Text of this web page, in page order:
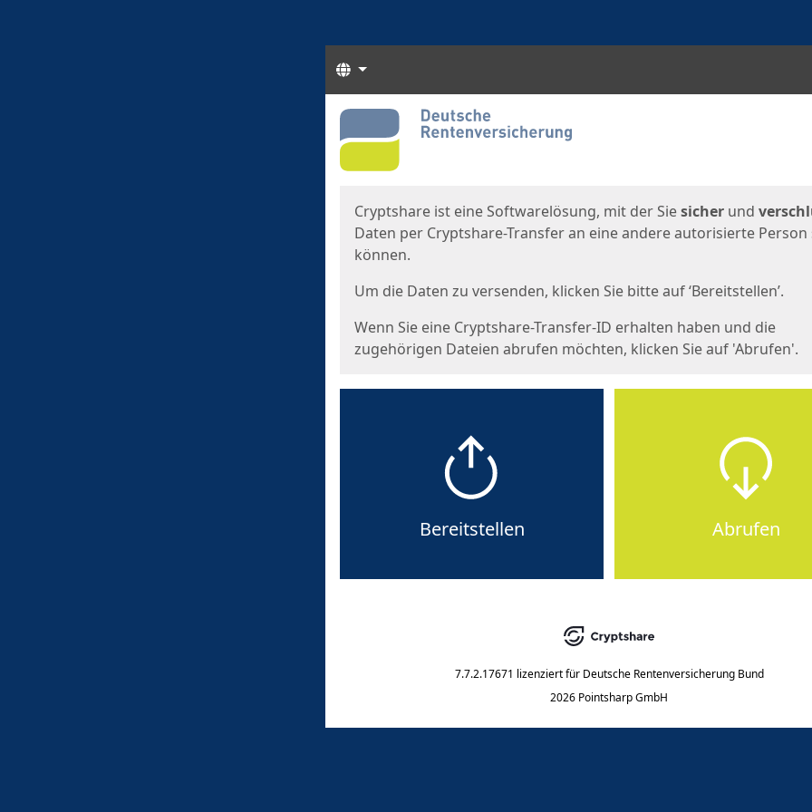
Sprachen
Start
Cryptshare ist eine Softwarelösung, mit der Siesicher und
Daten per Cryptshare-Transfer an eine andere autorisierte Person
können.
Um die Daten zu versenden, klicken Sie bitte auf ‘Bereitstellen’.
Wenn Sie eine Cryptshare-Transfer-ID erhalten haben und die
zugehörigen Dateien abrufen möchten, klicken Sie auf 'Abrufen'.
Bereitstellen Abrufen
7.7.2.17671 lizenziert für Deutsche Rentenversicherung Bund
2026 Pointsharp GmbH